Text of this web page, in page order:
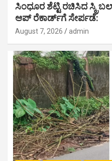
ಸಿಂಧೂರ ಶೆಟ್ಟಿ ರಚಿಸಿದ
ಆಪ್ ರೆಕಾರ್ಡ್‌ಗೆ ಸೇರ್ಪಡೆ:
August 7, 2026 admin